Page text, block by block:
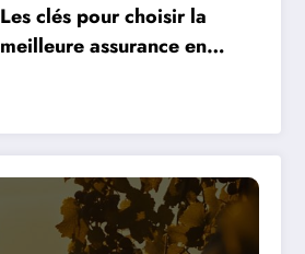
Les clés pour choisir la
meilleure assurance en